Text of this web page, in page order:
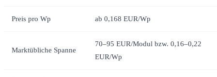
Preis pro Wp ab 0,168 EUR/Wp
Marktübliche Spanne
70–95 EUR/Modul bzw. 0,16–0,22
EUR/Wp